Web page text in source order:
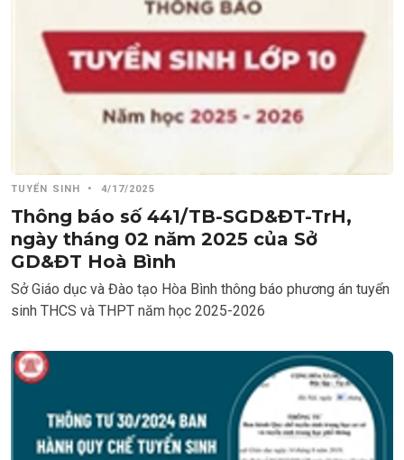
TUYỂN SINH • 4/17/2025
Thông báo số 441/TB-SGD&ĐT-TrH,
ngày tháng 02 năm 2025 của Sở
GD&ĐT Hoà Bình
Sở Giáo dục và Đào tạo Hòa Bình thông báo phương án tuyển
sinh THCS và THPT năm học 2025-2026